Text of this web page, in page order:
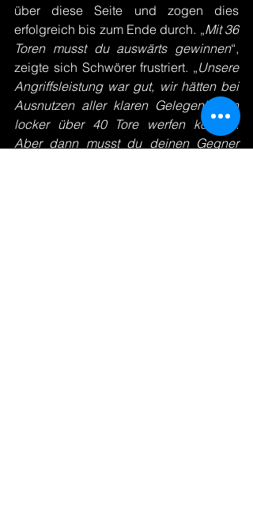
über diese Seite und zogen dies
erfolgreich bis zum Ende durch. „Mit 36
Toren musst du auswärts gewinnen“,
zeigte sich Schwörer frustriert. „Unsere
Angriffsleistung war gut, wir hätten bei
Ausnutzen aller klaren Gelegenheiten
locker über 40 Tore werfen können.
Aber dann musst du deinen Gegner